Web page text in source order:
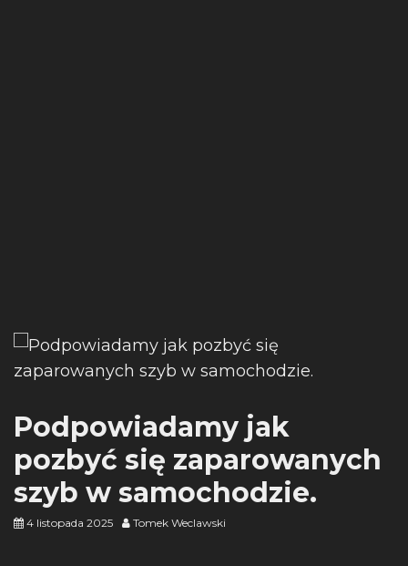
Podpowiadamy jak
pozbyć się zaparowanych
szyb w samochodzie.
4 listopada 2025 Tomek Weclawski